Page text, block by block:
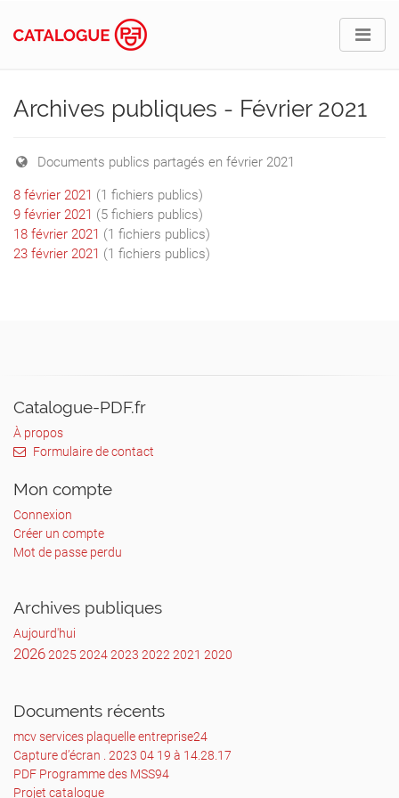
Archives publiques - Février 2021
Documents publics partagés en février 2021
8 février 2021 (1 fichiers publics)
9 février 2021 (5 fichiers publics)
18 février 2021 (1 fichiers publics)
23 février 2021 (1 fichiers publics)
Catalogue-PDF.fr
À propos
Formulaire de contact
Mon compte
Connexion
Créer un compte
Mot de passe perdu
Archives publiques
Aujourd'hui
20262025 20242023 2022 2021 2020
Documents récents
mcv services plaquelle entreprise24
Capture d’écran . 2023 04 19 à 14.28.17
PDF Programme des MSS94
Projet catalogue